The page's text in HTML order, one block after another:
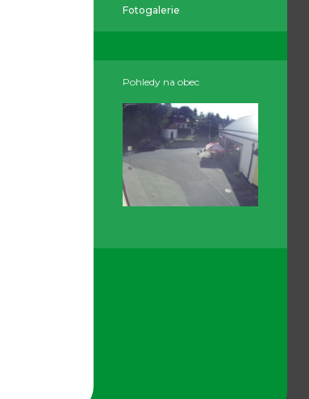
Fotogalerie
Pohledy na obec